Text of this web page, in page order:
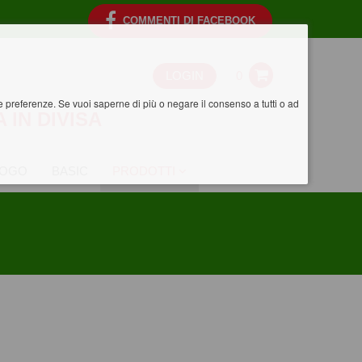
COMMENTI DI FACEBOOK
IN DIVISA
Se vuoi saperne di più o negare il consenso a tutti o ad